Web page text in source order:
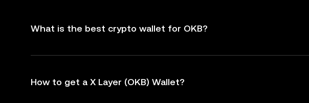
What is the best crypto wallet for OKB?
How to get a X Layer (OKB) Wallet?